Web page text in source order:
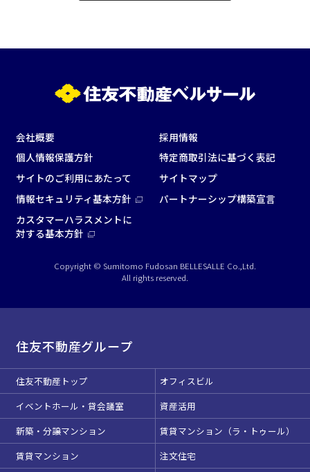
会社概要
採用情報
個人情報保護方針
特定商取引法に基づく表記
サイトのご利用にあたって
サイトマップ
情報セキュリティ基本方針
パートナーシップ構築宣言
カスタマーハラスメントに
対する基本方針
Copyright © Sumitomo Fudosan BELLESALLE Co.,Ltd.
All rights reserved.
住友不動産グループ
住友不動産トップ
オフィスビル
イベントホール・貸会議室
資産活用
新築・分譲マンション
賃貸マンション（ラ・トゥール）
賃貸マンション
注文住宅